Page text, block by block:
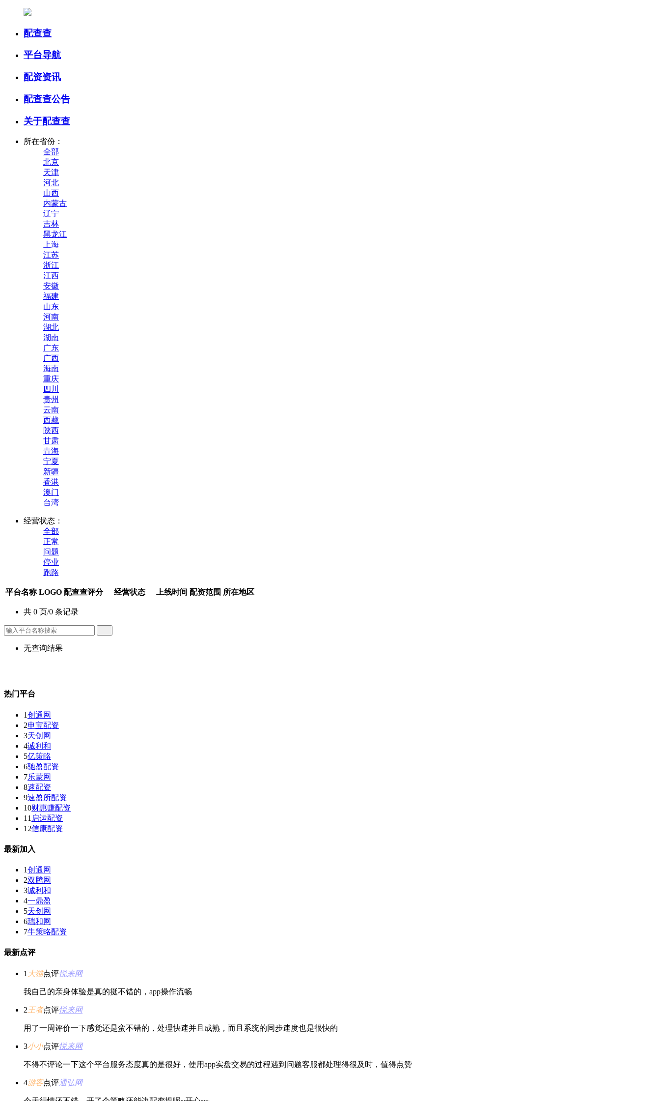
配查查
平台导航
配资资讯
配查查公告
关于配查查
所在省份：
全部
北京
天津
河北
山西
内蒙古
辽宁
吉林
黑龙江
上海
江苏
浙江
江西
安徽
福建
山东
河南
湖北
湖南
广东
广西
海南
重庆
四川
贵州
云南
西藏
陕西
甘肃
青海
宁夏
新疆
香港
澳门
台湾
经营状态：
全部
正常
问题
停业
跑路
平台名称 LOGO 配查查评分 经营状态 上线时间 配资范围 所在地区
共 0 页/0 条记录
无查询结果
热门平台
1创通网
2申宝配资
3天创网
4诚利和
5亿策略
6驰盈配资
7乐蒙网
8速配资
9速盈所配资
10财惠赚配资
11 启运配资
12信康配资
最新加入
1创通网
2双腾网
3诚利和
4一鼎盈
5天创网
6瑞和网
7牛策略配资
最新点评
1 大猫点评悦来网
我自己的亲身体验是真的挺不错的，app操作流畅
2 王者点评悦来网
用了一周评价一下感觉还是蛮不错的，处理快速并且成熟，而且系统的同步速度也是很快的
3小小点评悦来网
不得不评论一下这个平台服务态度真的是很好，使用app实盘交易的过程遇到问题客服都处理得很及时，值得点赞
4游客点评通弘网